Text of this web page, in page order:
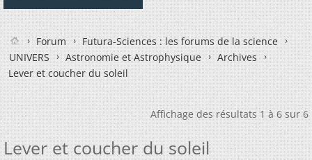
Forum
Futura-Sciences : les forums de la science
UNIVERS
Astronomie et Astrophysique
Archives
Lever et coucher du soleil
Affichage des résultats 1 à 6 sur 6
Lever et coucher du soleil